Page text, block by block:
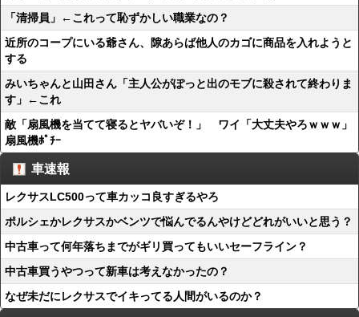
「清掃員」←これって恥ずかしい職業なの？
近所のコープにいる爺さん、隙あらば他人のカゴに商品を入れようと
する
みいちゃんと山田さん「主人公がぽっと出のモブに殺されて終わりま
す」←これ
敵「扇風機を当てて寝るとヤバいぞ！」 ワイ「大丈夫やろｗｗｗ」
扇風機ﾎﾟﾁｰ
車速報
レクサスLC500って車カッコ良すぎるやろ
ポルシェかレクサスかベンツで悩んでるんやけどどれがいいと思う？
中古車って何年落ちまでがギリ買ってもいいセーフライン？
中古車買うやつって新車は考えなかったの？
なぜ未だにレクサスでイキってる人間がいるのか？